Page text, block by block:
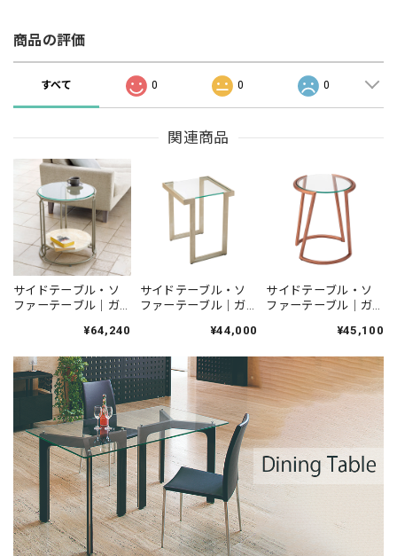
商品の評価
すべて 0 0 0
関連商品
サイドテーブル・ソ
ファーテーブル｜ガ
スチール アイアン｜
¥64,240
サイドテーブル・ソ
ファーテーブル｜ガ
幅400 スチール アイ
¥44,000
サイドテーブル・ソ
ファーテーブル｜ガ
円形 丸 スチール アイ
¥45,100